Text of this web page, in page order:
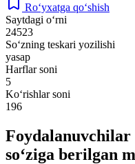
Ro‘yxatga qo‘shish
Saytdagi o‘rni
24523
So‘zning teskari yozilishi
yasap
Harflar soni
5
Ko‘rishlar soni
196
Foydalanuvchilar
so‘ziga berilgan